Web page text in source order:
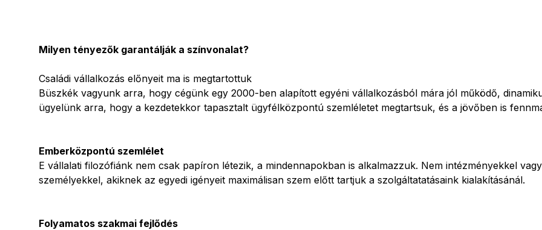
Milyen tényezők garantálják a színvonalat?
Családi vállalkozás előnyeit ma is megtartottuk
Büszkék vagyunk arra, hogy cégünk egy 2000-ben alapított egyéni vállalkozásból mára jól működő,
ügyelünk arra, hogy a kezdetekkor tapasztalt ügyfélközpontú szemléletet megtartsuk, és a jövőben is
Emberközpontú szemlélet
E vállalati filozófiánk nem csak papíron létezik, a mindennapokban is alkalmazzuk. Nem intézményekkel
személyekkel, akiknek az egyedi igényeit maximálisan szem előtt tartjuk a szolgáltatatásaink kialakításánál.
Folyamatos szakmai fejlődés